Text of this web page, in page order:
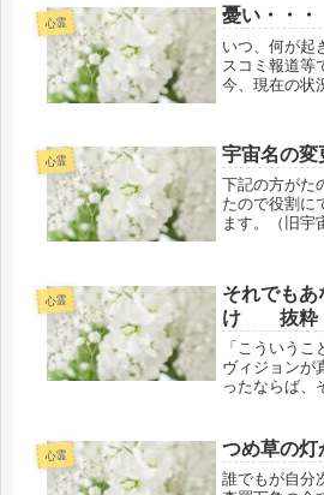
たちが我が事
を毎日、過ご
か・・...
心霊 憂い・・・
いつ、何が起
スコミ報道等
今、現在の状
したら？これ
ないと度々、
況...
心霊 宇宙名の変
下記の方がた
たので役割に
ます。（旧宇
ん （６月
A.M サラ・マ
心霊
それでも
け 抜粋
「こういうこ
ヴィジョンが
ったならば、
が失ってしま
なかに見るも
ク・...
心霊 つめ草の灯
誰でもが自分